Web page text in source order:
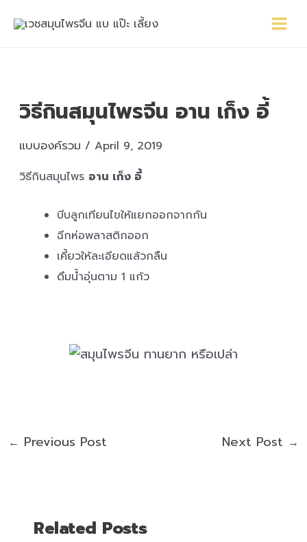
Menu
วิธีกินสมุนไพรจีน อาน เก็ง อี้
แบบองค์รวม / April 9, 2019
วิธีกินสมุนไพร อาน เก็ง อี้
บีบลูกเทียนไขให้แยกออกจากกัน
ฉีกห่อพลาสติกออก
เคี้ยวให้ละเอียดแล้วกลืน
ดึมน้ำอุ่นตาม 1 แก้ว
navigation
← Previous Post Next Post →
Related Posts